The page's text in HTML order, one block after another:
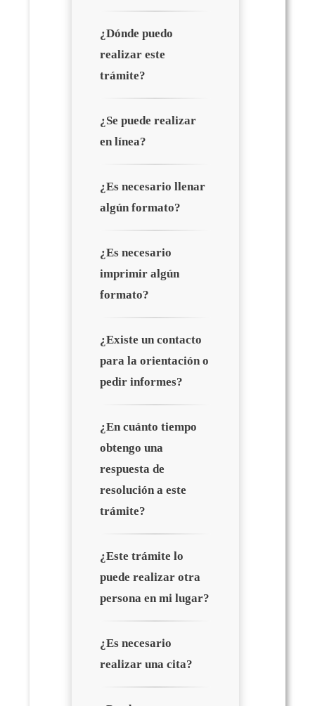
¿Dónde puedo
realizar este
trámite?
¿Se puede realizar
en línea?
¿Es necesario llenar
algún formato?
¿Es necesario
imprimir algún
formato?
¿Existe un contacto
para la orientación o
pedir informes?
¿En cuánto tiempo
obtengo una
respuesta de
resolución a este
trámite?
¿Este trámite lo
puede realizar otra
persona en mi lugar?
¿Es necesario
realizar una cita?